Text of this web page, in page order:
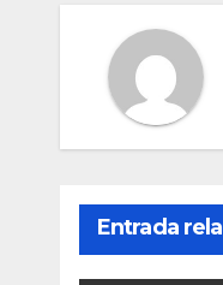
Entrada